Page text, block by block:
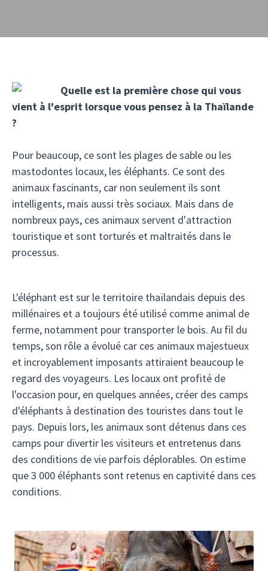
Quelle est la première chose qui vous
vient à l'esprit lorsque vous pensez à la Thaïlande
?
Pour beaucoup, ce sont les plages de sable ou les
mastodontes locaux, les éléphants. Ce sont des
animaux fascinants, car non seulement ils sont
intelligents, mais aussi très sociaux. Mais dans de
nombreux pays, ces animaux servent d'attraction
touristique et sont torturés et maltraités dans le
processus.
L'éléphant est sur le territoire thaïlandais depuis des
millénaires et a toujours été utilisé comme animal de
ferme, notamment pour transporter le bois. Au fil du
temps, son rôle a évolué car ces animaux majestueux
et incroyablement imposants attiraient beaucoup le
regard des voyageurs. Les locaux ont profité de
l'occasion pour, en quelques années, créer des camps
d'éléphants à destination des touristes dans tout le
pays. Depuis lors, les animaux sont détenus dans ces
camps pour divertir les visiteurs et entretenus dans
des conditions de vie parfois déplorables. On estime
que 3 000 éléphants sont retenus en captivité dans ces
conditions.